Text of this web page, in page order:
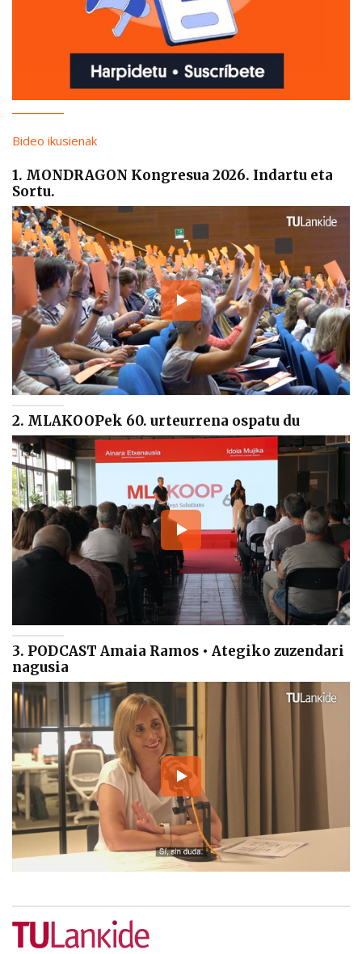
Bideo ikusienak
1. MONDRAGON Kongresua 2026. Indartu eta
Sortu.
2. MLAKOOPek 60. urteurrena ospatu du
3. PODCAST Amaia Ramos • Ategiko zuzendari
nagusia